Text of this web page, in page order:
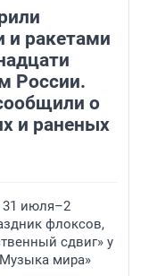
и ракетами
России.
о
и раненых
31 июля–2
флоксов,
сдвиг» у
мира»